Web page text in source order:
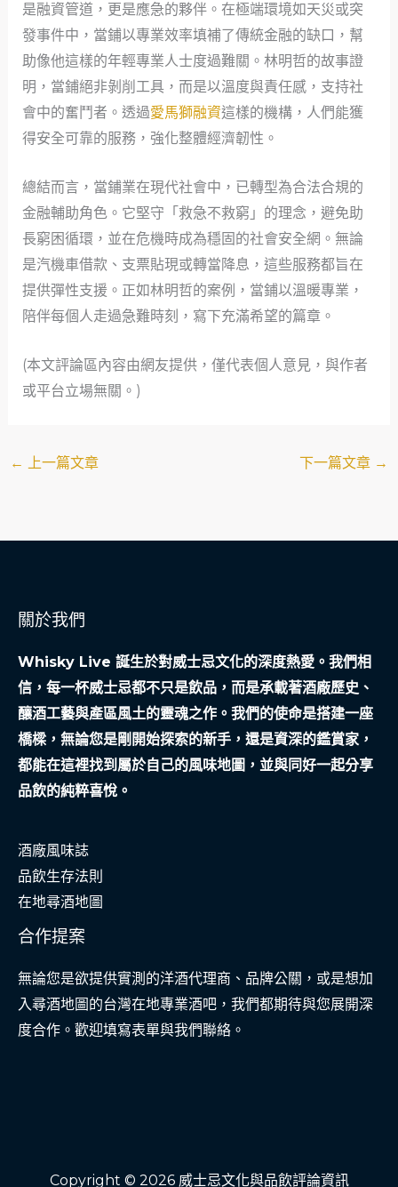
是融資管道，更是應急的夥伴。在極端環境如天災或突
發事件中，當鋪以專業效率填補了傳統金融的缺口，幫
助像他這樣的年輕專業人士度過難關。林明哲的故事證
明，當鋪絕非剝削工具，而是以溫度與責任感，支持社
會中的奮鬥者。透過愛馬獅融資這樣的機構，人們能獲
得安全可靠的服務，強化整體經濟韌性。
總結而言，當鋪業在現代社會中，已轉型為合法合規的
金融輔助角色。它堅守「救急不救窮」的理念，避免助
長窮困循環，並在危機時成為穩固的社會安全網。無論
是汽機車借款、支票貼現或轉當降息，這些服務都旨在
提供彈性支援。正如林明哲的案例，當鋪以溫暖專業，
陪伴每個人走過急難時刻，寫下充滿希望的篇章。
(本文評論區內容由網友提供，僅代表個人意見，與作者
或平台立場無關。)
← 上一篇文章 下一篇文章 →
關於我們
Whisky Live 誕生於對威士忌文化的深度熱愛。我們相
信，每一杯威士忌都不只是飲品，而是承載著酒廠歷史、
釀酒工藝與產區風土的靈魂之作。我們的使命是搭建一座
橋樑，無論您是剛開始探索的新手，還是資深的鑑賞家，
都能在這裡找到屬於自己的風味地圖，並與同好一起分享
品飲的純粹喜悅。
酒廠風味誌
品飲生存法則
在地尋酒地圖
合作提案
無論您是欲提供實測的洋酒代理商、品牌公關，或是想加
入尋酒地圖的台灣在地專業酒吧，我們都期待與您展開深
度合作。歡迎填寫表單與我們聯絡。
Copyright © 2026 威士忌文化與品飲評論資訊